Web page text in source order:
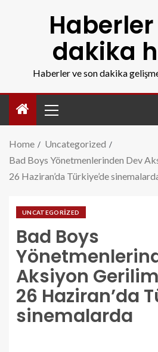
Haberler
dakika
Haberler ve son dakika
Home
Uncategorized
Bad Boys Yönetmenlerinden Dev
26 Haziran’da Türkiye’de
UNCATEGORIZED
Bad Boys
Aksiyon
26 Haziran’da
sinemalarda